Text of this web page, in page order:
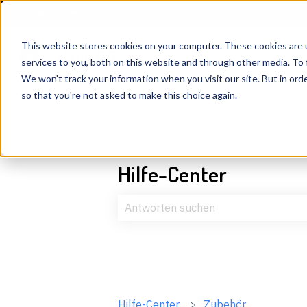
This website stores cookies on your computer. These cookies
services to you, both on this website and through other media.
We won't track your information when you visit our site. But in
so that you're not asked to make this choice again.
Hilfe-Center
Hilfe-Center Zubehör